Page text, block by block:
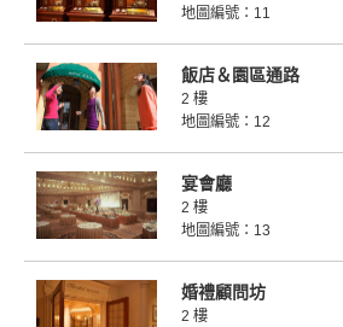
地圖編號：11
飯店＆園區通路
2 樓
地圖編號：12
宴會廳
2 樓
地圖編號：13
婚禮顧問坊
2 樓